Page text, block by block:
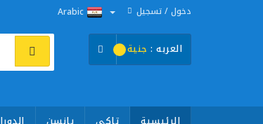
دخول / تسجيل Arabic
العربه : جنية